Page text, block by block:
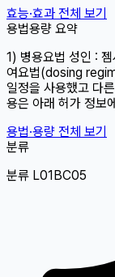
효능·효과 전체 보기
용법용량 요약
1) 병용요법 성인 :
여요법(dosing
일정을 사용했고 다
용은 아래 허가 정보
용법·용량 전체 보기
분류
분류 L01BC05